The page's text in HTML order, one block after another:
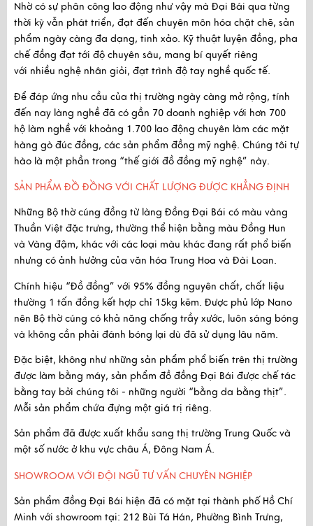
Nhờ có sự phân công lao động như vậy mà Đại Bái qua từng
thời kỳ vẫn phát triển, đạt đến chuyên môn hóa chặt chẽ, sản
phẩm ngày càng đa dạng, tinh xảo. Kỹ thuật luyện đồng, pha
chế đồng đạt tới độ chuyên sâu, mang bí quyết riêng
với nhiều nghệ nhân giỏi, đạt trình độ tay nghề quốc tế.
Để đáp ứng nhu cầu của thị trường ngày càng mở rộng, tính
đến nay làng nghề đã có gần 70 doanh nghiệp với hơn 700
hộ làm nghề với khoảng 1.700 lao động chuyên làm các mặt
hàng gò đúc đồng, các sản phẩm đồng mỹ nghệ. Chúng tôi tự
hào là một phần trong “thế giới đồ đồng mỹ nghệ” này.
SẢN PHẨM ĐỒ ĐỒNG VỚI CHẤT LƯỢNG ĐƯỢC KHẲNG ĐỊNH
Những Bộ thờ cúng đồng từ làng Đồng Đại Bái có màu vàng
Thuần Việt đặc trưng, thường thể hiện bằng màu Đồng Hun
và Vàng đậm, khác với các loại màu khác đang rất phổ biến
nhưng có ảnh hưởng của văn hóa Trung Hoa và Đài Loan.
Chính hiệu “Đồ đồng” với 95% đồng nguyên chất, chất liệu
thường 1 tấn đồng kết hợp chỉ 15kg kẽm. Được phủ lớp Nano
nên Bộ thờ cúng có khả năng chống trầy xước, luôn sáng bóng
và không cần phải đánh bóng lại dù đã sử dụng lâu năm.
Đặc biệt, không như những sản phẩm phổ biến trên thị trường
được làm bằng máy, sản phẩm đồ đồng Đại Bái được chế tác
bằng tay bởi chúng tôi - những người “bằng da bằng thịt”.
Mỗi sản phẩm chứa đựng một giá trị riêng.
Sản phẩm đã được xuất khẩu sang thị trường Trung Quốc và
một số nước ở khu vực châu Á, Đông Nam Á.
SHOWROOM VỚI ĐỘI NGŨ TƯ VẤN CHUYÊN NGHIỆP
Sản phẩm đồng Đại Bái hiện đã có mặt tại thành phố Hồ Chí
Minh với showroom tại: 212 Bùi Tá Hán, Phường Bình Trưng,